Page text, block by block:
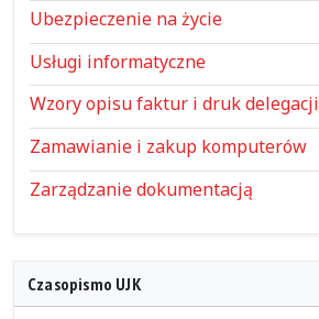
Ubezpieczenie na życie
Usługi informatyczne
Wzory opisu faktur i druk delegacji
Zamawianie i zakup komputerów
Zarządzanie dokumentacją
Czasopismo UJK